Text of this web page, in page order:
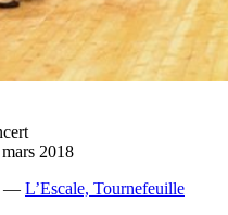
2018
— L’Escale, Tournefeuille